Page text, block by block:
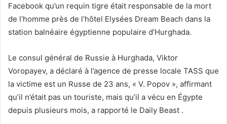
Facebook qu’un requin tigre était responsable de la mort
de l’homme près de l’hôtel Elysées Dream Beach dans la
station balnéaire égyptienne populaire d’Hurghada.
Le consul général de Russie à Hurghada, Viktor
Voropayev, a déclaré à l’agence de presse locale TASS que
la victime est un Russe de 23 ans, « V. Popov », affirmant
qu’il n’était pas un touriste, mais qu’il a vécu en Égypte
depuis plusieurs mois, a rapporté le Daily Beast .